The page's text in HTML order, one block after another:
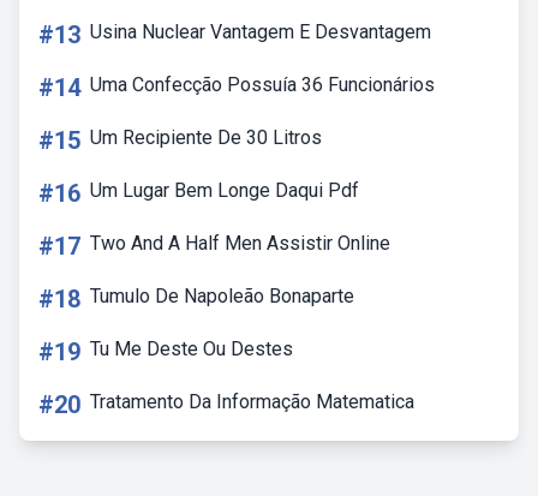
#13 Usina Nuclear Vantagem E Desvantagem
#14 Uma Confecção Possuía 36 Funcionários
#15 Um Recipiente De 30 Litros
#16 Um Lugar Bem Longe Daqui Pdf
#17 Two And A Half Men Assistir Online
#18 Tumulo De Napoleão Bonaparte
#19 Tu Me Deste Ou Destes
#20 Tratamento Da Informação Matematica